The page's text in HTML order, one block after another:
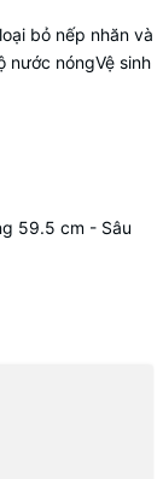
bỏ nếp nhăn và
nước nóngVệ sinh
59.5 cm - Sâu